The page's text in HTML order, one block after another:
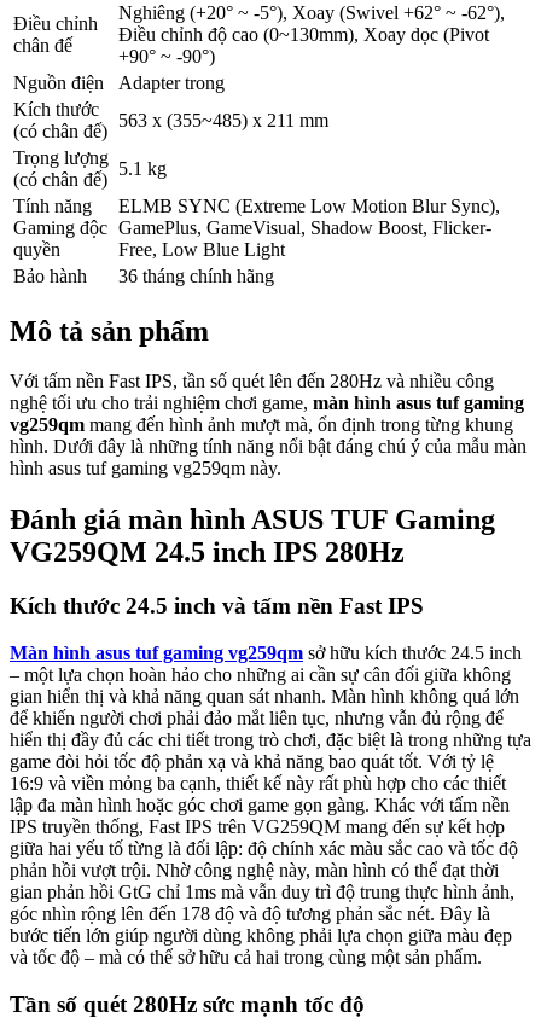
Điều chỉnh
chân đế
Nghiêng (+20° ~ -5°), Xoay (Swivel +62° ~ -62°),
Điều chỉnh độ cao (0~130mm), Xoay dọc (Pivot
+90° ~ -90°)
Nguồn điện
Adapter trong
Kích thước
(có chân đế)
563 x (355~485) x 211 mm
Trọng lượng
(có chân đế)
5.1 kg
Tính năng
Gaming độc
quyền
ELMB SYNC (Extreme Low Motion Blur Sync),
GamePlus, GameVisual, Shadow Boost, Flicker-
Free, Low Blue Light
Bảo hành
36 tháng chính hãng
Mô tả sản phẩm
Với tấm nền Fast IPS, tần số quét lên đến 280Hz và nhiều công
nghệ tối ưu cho trải nghiệm chơi game, màn hình asus tuf gaming
vg259qm mang đến hình ảnh mượt mà, ổn định trong từng khung
hình. Dưới đây là những tính năng nổi bật đáng chú ý của mẫu màn
hình asus tuf gaming vg259qm này.
Đánh giá màn hình ASUS TUF Gaming
VG259QM 24.5 inch IPS 280Hz
Kích thước 24.5 inch và tấm nền Fast IPS
Màn hình asus tuf gaming vg259qm sở hữu kích thước 24.5 inch
– một lựa chọn hoàn hảo cho những ai cần sự cân đối giữa không
gian hiển thị và khả năng quan sát nhanh. Màn hình không quá lớn
để khiến người chơi phải đảo mắt liên tục, nhưng vẫn đủ rộng để
hiển thị đầy đủ các chi tiết trong trò chơi, đặc biệt là trong những tựa
game đòi hỏi tốc độ phản xạ và khả năng bao quát tốt. Với tỷ lệ
16:9 và viền mỏng ba cạnh, thiết kế này rất phù hợp cho các thiết
lập đa màn hình hoặc góc chơi game gọn gàng. Khác với tấm nền
IPS truyền thống, Fast IPS trên VG259QM mang đến sự kết hợp
giữa hai yếu tố từng là đối lập: độ chính xác màu sắc cao và tốc độ
phản hồi vượt trội. Nhờ công nghệ này, màn hình có thể đạt thời
gian phản hồi GtG chỉ 1ms mà vẫn duy trì độ trung thực hình ảnh,
góc nhìn rộng lên đến 178 độ và độ tương phản sắc nét. Đây là
bước tiến lớn giúp người dùng không phải lựa chọn giữa màu đẹp
và tốc độ – mà có thể sở hữu cả hai trong cùng một sản phẩm.
Tần số quét 280Hz sức mạnh tốc độ